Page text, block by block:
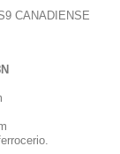
CANADIENSE